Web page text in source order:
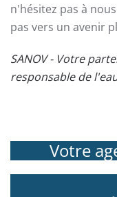
n'hésitez pas à
pas vers un avenir
SANOV - Votre
responsable de
Votre